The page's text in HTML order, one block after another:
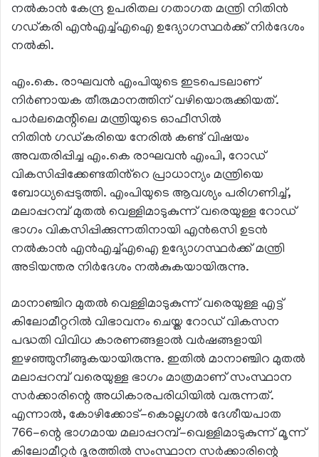
നൽകാൻ കേന്ദ്ര ഉപരിതല ഗതാഗത മന്ത്രി നിതിൻ
ഗഡ്കരി എൻഎച്ച്എഐ ഉദ്യോഗസ്ഥർക്ക് നിർദേശം
നൽകി.
എം.കെ. രാഘവൻ എംപിയുടെ ഇടപെടലാണ്
നിർണായക തീരുമാനത്തിന് വഴിയൊരുക്കിയത്.
പാർലമെന്റിലെ മന്ത്രിയുടെ ഓഫീസിൽ
നിതിൻ ഗഡ്കരിയെ നേരിൽ കണ്ട് വിഷയം
അവതരിപ്പിച്ച എം.കെ രാഘവൻ എംപി, റോഡ്
വികസിപ്പിക്കേണ്ടതിൻ്റെ പ്രാധാന്യം മന്ത്രിയെ
ബോധ്യപ്പെടുത്തി. എംപിയുടെ ആവശ്യം പരിഗണിച്ച്,
മലാപ്പറമ്പ് മുതൽ വെള്ളിമാടുകുന്ന് വരെയുള്ള റോഡ്
ഭാഗം വികസിപ്പിക്കുന്നതിനായി എൻഒസി ഉടൻ
നൽകാൻ എൻഎച്ച്എഐ ഉദ്യോഗസ്ഥർക്ക് മന്ത്രി
അടിയന്തര നിർദേശം നൽകുകയായിരുന്നു.
മാനാഞ്ചിറ മുതൽ വെള്ളിമാടുകുന്ന് വരെയുള്ള എട്ട്
കിലോമീറ്ററിൽ വിഭാവനം ചെയ്ത റോഡ് വികസന
പദ്ധതി വിവിധ കാരണങ്ങളാൽ വർഷങ്ങളായി
ഇഴഞ്ഞുനീങ്ങുകയായിരുന്നു. ഇതിൽ മാനാഞ്ചിറ മുതൽ
മലാപ്പറമ്പ് വരെയുള്ള ഭാഗം മാത്രമാണ് സംസ്ഥാന
സർക്കാരിന്റെ അധികാരപരിധിയിൽ വരുന്നത്.
എന്നാൽ, കോഴിക്കോട്-കൊല്ലഗൽ ദേശീയപാത
766-ന്റെ ഭാഗമായ മലാപ്പറമ്പ്-വെള്ളിമാടുകുന്ന് മൂന്ന്
കിലോമീറ്റർ ദൂരത്തിൽ സംസ്ഥാന സർക്കാരിന്റെ